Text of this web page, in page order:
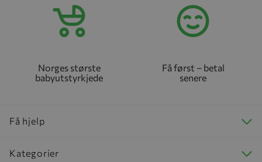
Norges største
babyutstyrkjede
Få først – betal
senere
Få hjelp
Kategorier